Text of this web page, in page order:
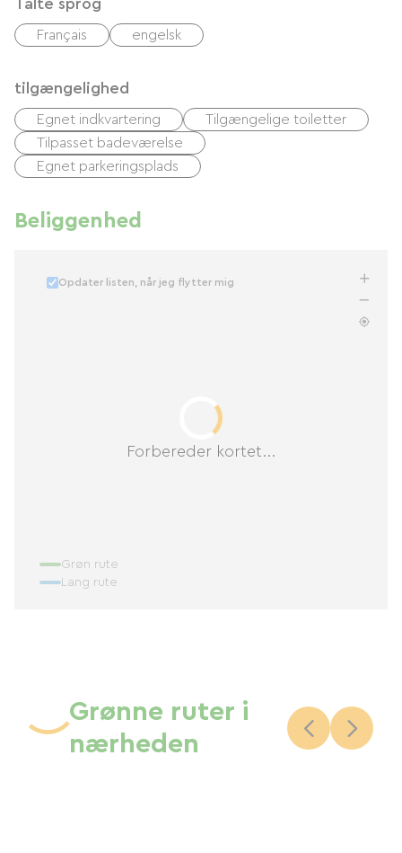
Talte sprog
Français engelsk
tilgængelighed
Egnet indkvartering
Tilgængelige toiletter
Tilpasset badeværelse
Egnet parkeringsplads
Beliggenhed
Forbereder kortet...
Opdater listen, når jeg flytter mig
Grøn rute
Lang rute
Grønne ruter i
nærheden